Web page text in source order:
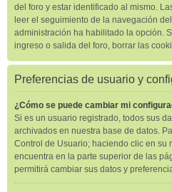
del foro y estar identificado al mismo.
leer el seguimiento de la navegación
administración ha habilitado la opción.
ingreso o salida del foro, borrar las
Preferencias de usuario y
¿Cómo se puede cambiar mi
Si es un usuario registrado, todos sus
archivados en nuestra base de datos.
Control de Usuario; haciendo clic en su
encuentra en la parte superior de las
permitirá cambiar sus datos y